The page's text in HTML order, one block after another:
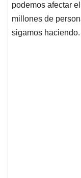
podemos afectar
millones de
sigamos haciendo.